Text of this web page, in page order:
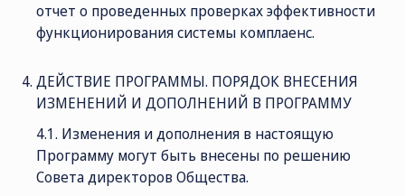
отчет о проведенных проверках эффективности
функционирования системы комплаенс.
ДЕЙСТВИЕ ПРОГРАММЫ. ПОРЯДОК ВНЕСЕНИЯ
ИЗМЕНЕНИЙ И ДОПОЛНЕНИЙ В ПРОГРАММУ
4.1. Изменения и дополнения в настоящую
Программу могут быть внесены по решению
Совета директоров Общества.